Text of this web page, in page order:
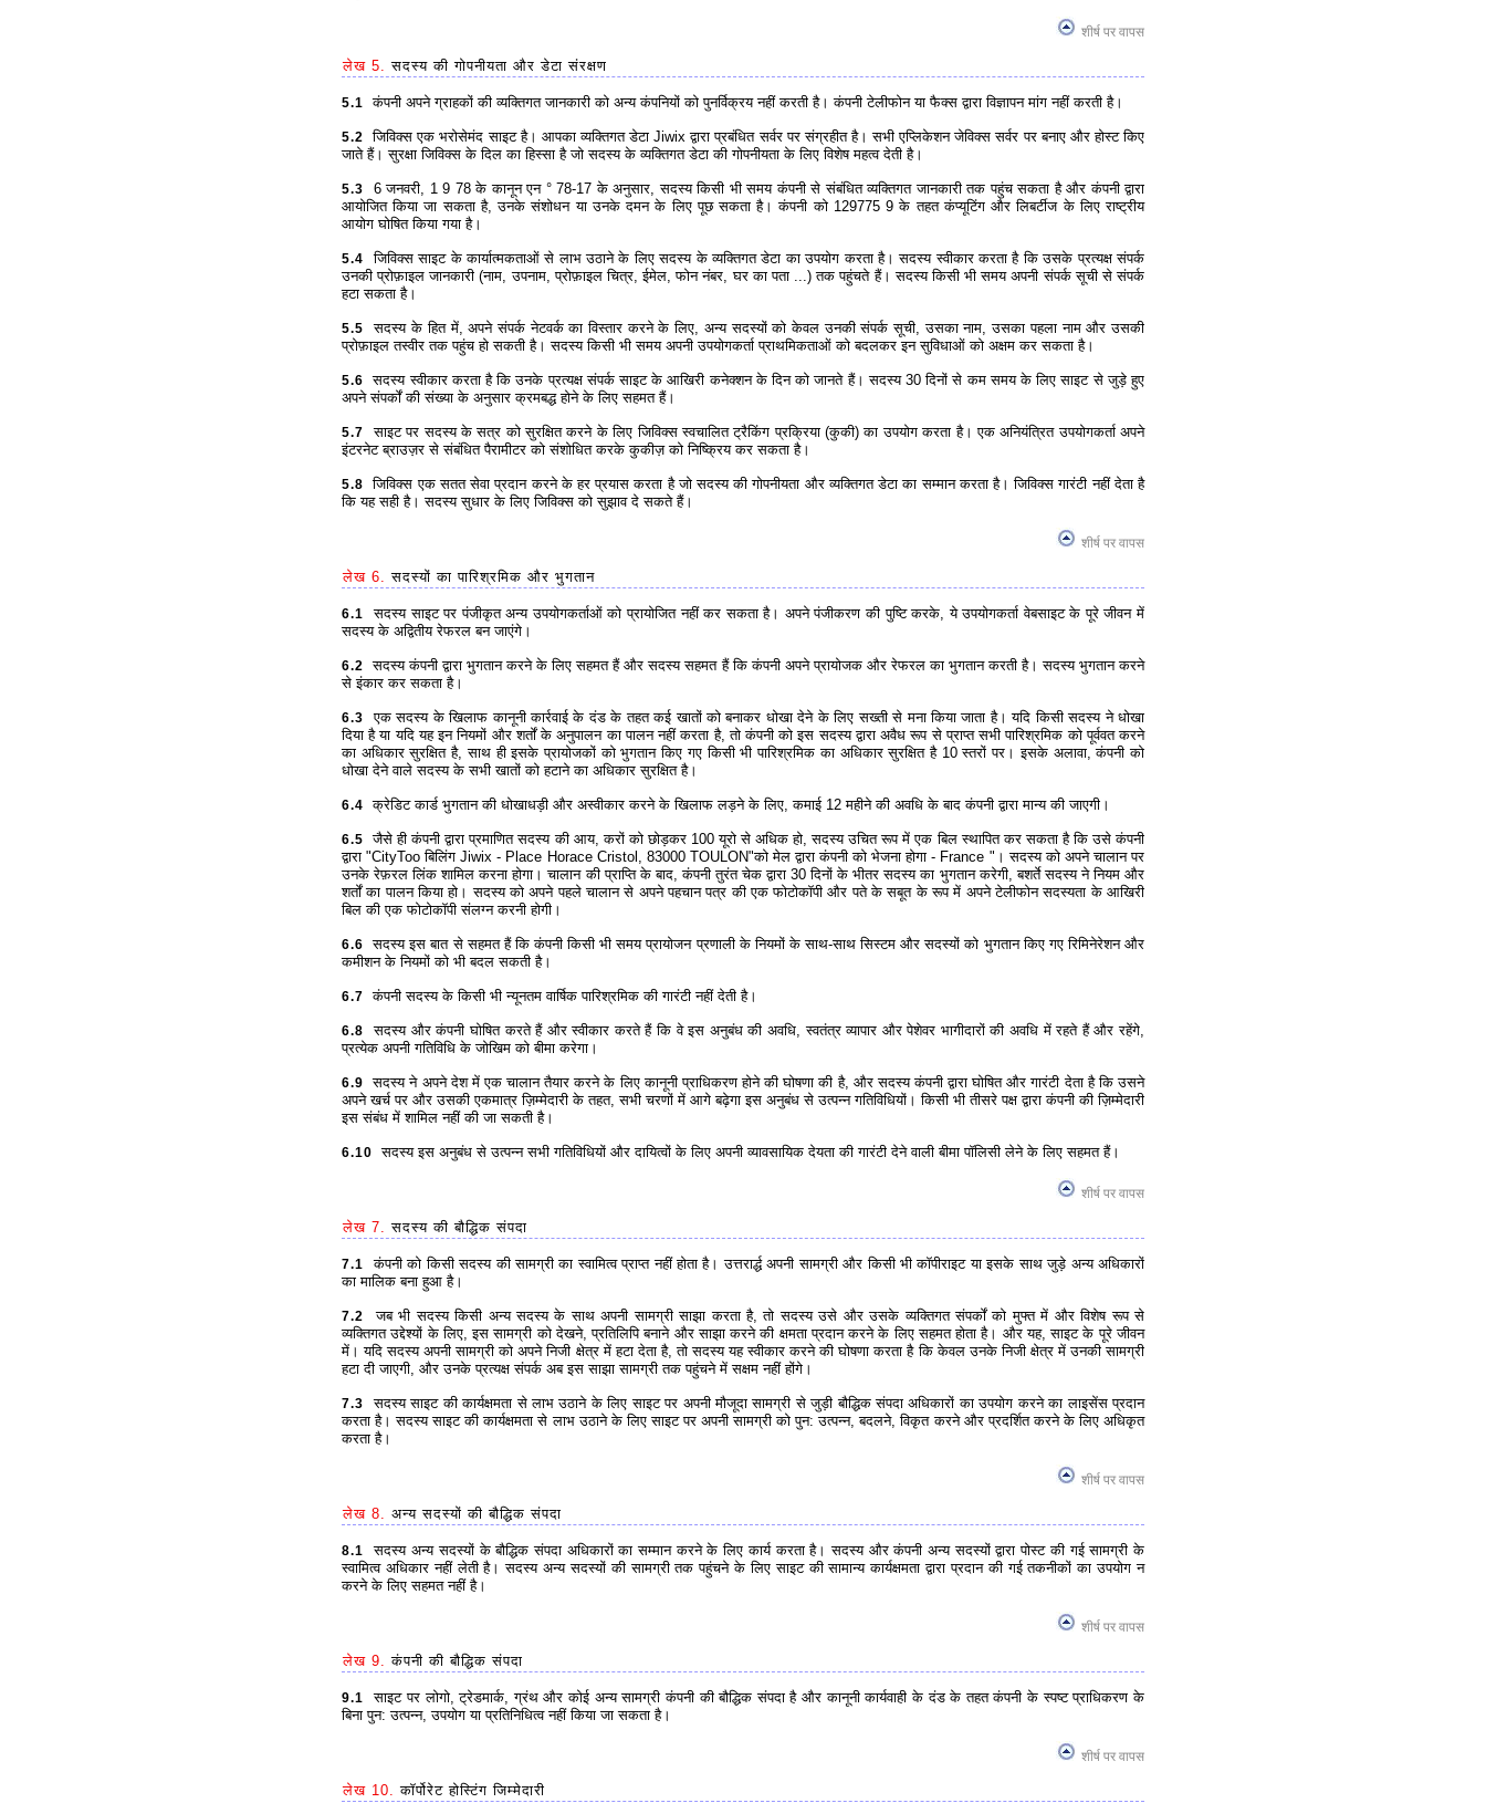
शीर्ष पर वापस
लेख 5. सदस्य की गोपनीयता और डेटा संरक्षण
5.1 कंपनी अपने ग्राहकों की व्यक्तिगत जानकारी को अन्य कंपनियों को पुनर्विक्रय नहीं करती है। कंपनी टेलीफोन या फैक्स द्वारा विज्ञापन मांग नहीं करती है।
5.2 जिविक्स एक भरोसेमंद साइट है। आपका व्यक्तिगत डेटा Jiwix द्वारा प्रबंधित सर्वर पर संग्रहीत है। सभी एप्लिकेशन जेविक्स सर्वर पर बनाए और होस्ट किए
जाते हैं। सुरक्षा जिविक्स के दिल का हिस्सा है जो सदस्य के व्यक्तिगत डेटा की गोपनीयता के लिए विशेष महत्व देती है।
5.3
6 जनवरी, 1 9 78 के कानून एन ° 78-17 के अनुसार, सदस्य किसी भी समय कंपनी से संबंधित व्यक्तिगत जानकारी तक पहुंच सकता है और कंपनी द्वारा
आयोजित किया जा सकता है, उनके संशोधन या उनके दमन के लिए पूछ सकता है। कंपनी को 129775 9 के तहत कंप्यूटिंग और लिबर्टीज के लिए राष्ट्रीय
आयोग घोषित किया गया है।
5.4
जिविक्स साइट के कार्यात्मकताओं से लाभ उठाने के लिए सदस्य के व्यक्तिगत डेटा का उपयोग करता है। सदस्य स्वीकार करता है कि उसके प्रत्यक्ष संपर्क
उनकी प्रोफ़ाइल जानकारी (नाम, उपनाम, प्रोफ़ाइल चित्र, ईमेल, फोन नंबर, घर का पता ...) तक पहुंचते हैं। सदस्य किसी भी समय अपनी संपर्क सूची से संपर्क
हटा सकता है।
5.5
सदस्य के हित में, अपने संपर्क नेटवर्क का विस्तार करने के लिए, अन्य सदस्यों को केवल उनकी संपर्क सूची, उसका नाम, उसका पहला नाम और उसकी
प्रोफ़ाइल तस्वीर तक पहुंच हो सकती है। सदस्य किसी भी समय अपनी उपयोगकर्ता प्राथमिकताओं को बदलकर इन सुविधाओं को अक्षम कर सकता है।
5.6 सदस्य स्वीकार करता है कि उनके प्रत्यक्ष संपर्क साइट के आखिरी कनेक्शन के दिन को जानते हैं। सदस्य 30 दिनों से कम समय के लिए साइट से जुड़े हुए
अपने संपर्कों की संख्या के अनुसार क्रमबद्ध होने के लिए सहमत हैं।
5.7
साइट पर सदस्य के सत्र को सुरक्षित करने के लिए जिविक्स स्वचालित ट्रैकिंग प्रक्रिया (कुकी) का उपयोग करता है। एक अनियंत्रित उपयोगकर्ता अपने
इंटरनेट ब्राउज़र से संबंधित पैरामीटर को संशोधित करके कुकीज़ को निष्क्रिय कर सकता है।
5.8 जिविक्स एक सतत सेवा प्रदान करने के हर प्रयास करता है जो सदस्य की गोपनीयता और व्यक्तिगत डेटा का सम्मान करता है। जिविक्स गारंटी नहीं देता है
कि यह सही है। सदस्य सुधार के लिए जिविक्स को सुझाव दे सकते हैं।
शीर्ष पर वापस
लेख 6. सदस्यों का पारिश्रमिक और भुगतान
6.1
सदस्य साइट पर पंजीकृत अन्य उपयोगकर्ताओं को प्रायोजित नहीं कर सकता है। अपने पंजीकरण की पुष्टि करके, ये उपयोगकर्ता वेबसाइट के पूरे जीवन में
सदस्य के अद्वितीय रेफरल बन जाएंगे।
6.2 सदस्य कंपनी द्वारा भुगतान करने के लिए सहमत हैं और सदस्य सहमत हैं कि कंपनी अपने प्रायोजक और रेफरल का भुगतान करती है। सदस्य भुगतान करने
से इंकार कर सकता है।
6.3
एक सदस्य के खिलाफ कानूनी कार्रवाई के दंड के तहत कई खातों को बनाकर धोखा देने के लिए सख्ती से मना किया जाता है। यदि किसी सदस्य ने धोखा
दिया है या यदि यह इन नियमों और शर्तों के अनुपालन का पालन नहीं करता है, तो कंपनी को इस सदस्य द्वारा अवैध रूप से प्राप्त सभी पारिश्रमिक को पूर्ववत करने
का अधिकार सुरक्षित है, साथ ही इसके प्रायोजकों को भुगतान किए गए किसी भी पारिश्रमिक का अधिकार सुरक्षित है 10 स्तरों पर। इसके अलावा, कंपनी को
धोखा देने वाले सदस्य के सभी खातों को हटाने का अधिकार सुरक्षित है।
6.4 क्रेडिट कार्ड भुगतान की धोखाधड़ी और अस्वीकार करने के खिलाफ लड़ने के लिए, कमाई 12 महीने की अवधि के बाद कंपनी द्वारा मान्य की जाएगी।
6.5 जैसे ही कंपनी द्वारा प्रमाणित सदस्य की आय, करों को छोड़कर 100 यूरो से अधिक हो, सदस्य उचित रूप में एक बिल स्थापित कर सकता है कि उसे कंपनी
द्वारा "CityToo बिलिंग Jiwix - Place Horace Cristol, 83000 TOULON"को मेल द्वारा कंपनी को भेजना होगा - France "। सदस्य को अपने चालान पर
उनके रेफ़रल लिंक शामिल करना होगा। चालान की प्राप्ति के बाद, कंपनी तुरंत चेक द्वारा 30 दिनों के भीतर सदस्य का भुगतान करेगी, बशर्ते सदस्य ने नियम और
शर्तों का पालन किया हो। सदस्य को अपने पहले चालान से अपने पहचान पत्र की एक फोटोकॉपी और पते के सबूत के रूप में अपने टेलीफोन सदस्यता के आखिरी
बिल की एक फोटोकॉपी संलग्न करनी होगी।
6.6 सदस्य इस बात से सहमत हैं कि कंपनी किसी भी समय प्रायोजन प्रणाली के नियमों के साथ-साथ सिस्टम और सदस्यों को भुगतान किए गए रिमिनेरेशन और
कमीशन के नियमों को भी बदल सकती है।
6.7 कंपनी सदस्य के किसी भी न्यूनतम वार्षिक पारिश्रमिक की गारंटी नहीं देती है।
6.8
सदस्य और कंपनी घोषित करते हैं और स्वीकार करते हैं कि वे इस अनुबंध की अवधि, स्वतंत्र व्यापार और पेशेवर भागीदारों की अवधि में रहते हैं और रहेंगे,
प्रत्येक अपनी गतिविधि के जोखिम को बीमा करेगा।
6.9 सदस्य ने अपने देश में एक चालान तैयार करने के लिए कानूनी प्राधिकरण होने की घोषणा की है, और सदस्य कंपनी द्वारा घोषित और गारंटी देता है कि उसने
अपने खर्च पर और उसकी एकमात्र ज़िम्मेदारी के तहत, सभी चरणों में आगे बढ़ेगा इस अनुबंध से उत्पन्न गतिविधियों। किसी भी तीसरे पक्ष द्वारा कंपनी की ज़िम्मेदारी
इस संबंध में शामिल नहीं की जा सकती है।
6.10 सदस्य इस अनुबंध से उत्पन्न सभी गतिविधियों और दायित्वों के लिए अपनी व्यावसायिक देयता की गारंटी देने वाली बीमा पॉलिसी लेने के लिए सहमत हैं।
शीर्ष पर वापस
लेख 7. सदस्य की बौद्धिक संपदा
7.1
कंपनी को किसी सदस्य की सामग्री का स्वामित्व प्राप्त नहीं होता है। उत्तरार्द्ध अपनी सामग्री और किसी भी कॉपीराइट या इसके साथ जुड़े अन्य अधिकारों
का मालिक बना हुआ है।
7.2
जब भी सदस्य किसी अन्य सदस्य के साथ अपनी सामग्री साझा करता है, तो सदस्य उसे और उसके व्यक्तिगत संपर्कों को मुफ्त में और विशेष रूप से
व्यक्तिगत उद्देश्यों के लिए, इस सामग्री को देखने, प्रतिलिपि बनाने और साझा करने की क्षमता प्रदान करने के लिए सहमत होता है। और यह, साइट के पूरे जीवन
में। यदि सदस्य अपनी सामग्री को अपने निजी क्षेत्र में हटा देता है, तो सदस्य यह स्वीकार करने की घोषणा करता है कि केवल उनके निजी क्षेत्र में उनकी सामग्री
हटा दी जाएगी, और उनके प्रत्यक्ष संपर्क अब इस साझा सामग्री तक पहुंचने में सक्षम नहीं होंगे।
7.3
सदस्य साइट की कार्यक्षमता से लाभ उठाने के लिए साइट पर अपनी मौजूदा सामग्री से जुड़ी बौद्धिक संपदा अधिकारों का उपयोग करने का लाइसेंस प्रदान
करता है। सदस्य साइट की कार्यक्षमता से लाभ उठाने के लिए साइट पर अपनी सामग्री को पुन: उत्पन्न, बदलने, विकृत करने और प्रदर्शित करने के लिए अधिकृत
करता है।
शीर्ष पर वापस
लेख 8. अन्य सदस्यों की बौद्धिक संपदा
8.1
सदस्य अन्य सदस्यों के बौद्धिक संपदा अधिकारों का सम्मान करने के लिए कार्य करता है। सदस्य और कंपनी अन्य सदस्यों द्वारा पोस्ट की गई सामग्री के
स्वामित्व अधिकार नहीं लेती है। सदस्य अन्य सदस्यों की सामग्री तक पहुंचने के लिए साइट की सामान्य कार्यक्षमता द्वारा प्रदान की गई तकनीकों का उपयोग न
करने के लिए सहमत नहीं है।
शीर्ष पर वापस
लेख 9. कंपनी की बौद्धिक संपदा
9.1
साइट पर लोगो, ट्रेडमार्क, ग्रंथ और कोई अन्य सामग्री कंपनी की बौद्धिक संपदा है और कानूनी कार्यवाही के दंड के तहत कंपनी के स्पष्ट प्राधिकरण के
बिना पुन: उत्पन्न, उपयोग या प्रतिनिधित्व नहीं किया जा सकता है।
शीर्ष पर वापस
लेख 10. कॉर्पोरेट होस्टिंग जिम्मेदारी